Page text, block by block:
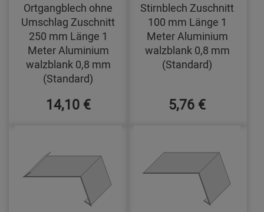
Ortgangblech ohne
Umschlag Zuschnitt
250 mm Länge 1
Meter Aluminium
walzblank 0,8 mm
(Standard)
14,10 €
Stirnblech Zuschnitt
100 mm Länge 1
Meter Aluminium
walzblank 0,8 mm
(Standard)
5,76 €